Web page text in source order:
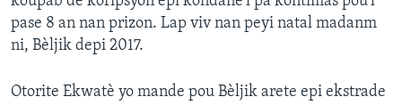
pase 8 an nan prizon. Lap viv nan peyi natal madanm
ni, Bèljik depi 2017.
Otorite Ekwatè yo mande pou Bèljik arete epi ekstrade